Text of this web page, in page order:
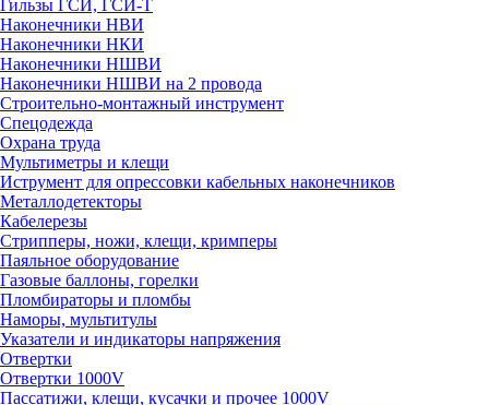
Гильзы ГСИ, ГСИ-Т
Наконечники НВИ
Наконечники НКИ
Наконечники НШВИ
Наконечники НШВИ на 2 провода
Строительно-монтажный инструмент
Спецодежда
Охрана труда
Мультиметры и клещи
Иструмент для опрессовки кабельных наконечников
Металлодетекторы
Кабелерезы
Стрипперы, ножи, клещи, кримперы
Паяльное оборудование
Газовые баллоны, горелки
Пломбираторы и пломбы
Наморы, мультитулы
Указатели и индикаторы напряжения
Отвертки
Отвертки 1000V
Пассатижи, клещи, кусачки и прочее 1000V